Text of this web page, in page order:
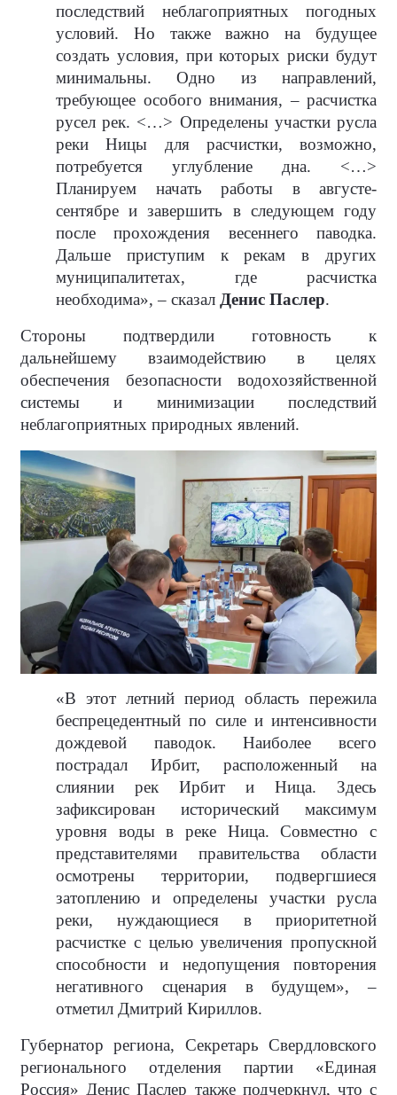
последствий неблагоприятных погодных
условий. Но также важно на будущее
создать условия, при которых риски будут
минимальны. Одно из направлений,
требующее особого внимания, – расчистка
русел рек. <…> Определены участки русла
реки Ницы для расчистки, возможно,
потребуется углубление дна. <…>
Планируем начать работы в августе-
сентябре и завершить в следующем году
после прохождения весеннего паводка.
Дальше приступим к рекам в других
муниципалитетах, где расчистка
необходима», – сказал Денис Паслер.
Стороны подтвердили готовность к
дальнейшему взаимодействию в целях
обеспечения безопасности водохозяйственной
системы и минимизации последствий
неблагоприятных природных явлений.
«В этот летний период область пережила
беспрецедентный по силе и интенсивности
дождевой паводок. Наиболее всего
пострадал Ирбит, расположенный на
слиянии рек Ирбит и Ница. Здесь
зафиксирован исторический максимум
уровня воды в реке Ница. Совместно с
представителями правительства области
осмотрены территории, подвергшиеся
затоплению и определены участки русла
реки, нуждающиеся в приоритетной
расчистке с целью увеличения пропускной
способности и недопущения повторения
негативного сценария в будущем», –
отметил Дмитрий Кириллов.
Губернатор региона, Секретарь Свердловского
регионального отделения партии «Единая
Россия» Денис Паслер также подчеркнул, что с